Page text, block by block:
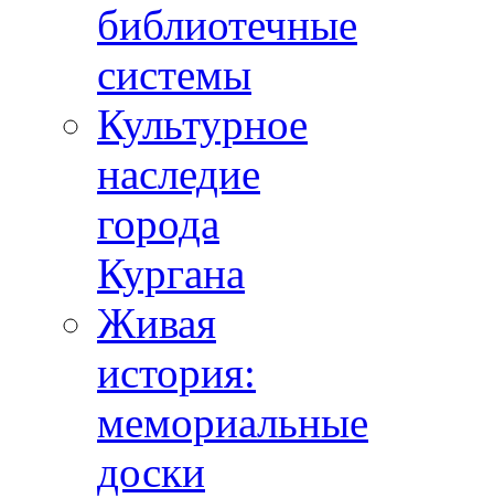
библиотечные
системы
Культурное
наследие
города
Кургана
Живая
история:
мемориальные
доски